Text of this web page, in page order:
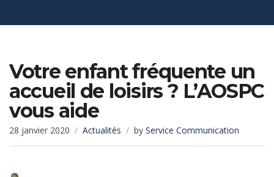
Votre enfant fréquente un
accueil de loisirs ? L’AOSPC
vous aide
28 janvier 2020 Actualités by Service Communication